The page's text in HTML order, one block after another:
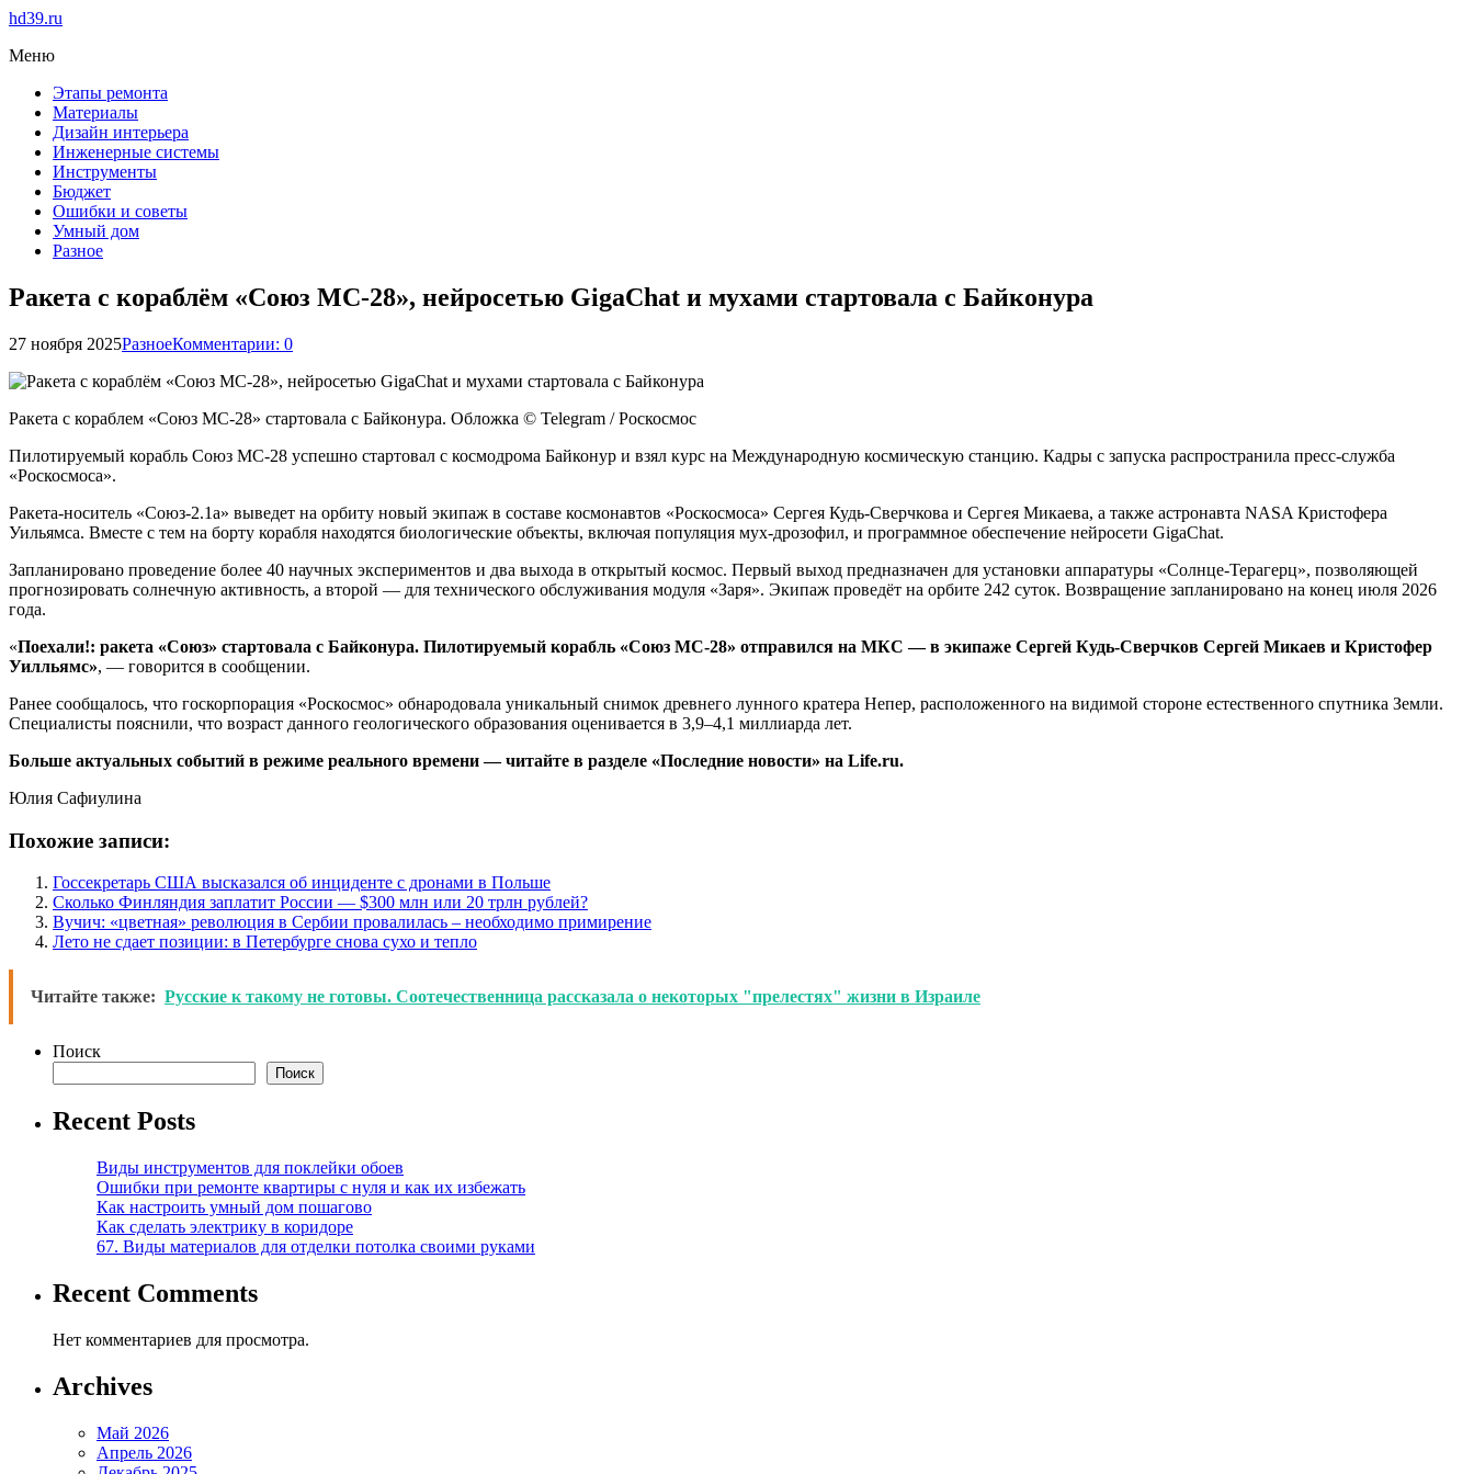
hd39.ru
Меню
Этапы ремонта
Материалы
Дизайн интерьера
Инженерные системы
Инструменты
Бюджет
Ошибки и советы
Умный дом
Разное
Ракета с кораблём «Союз МС-28», нейросетью GigaChat и мухами стартовала с Байконура
27 ноября 2025РазноеКомментарии: 0
Ракета с кораблем «Союз МС-28» стартовала с Байконура. Обложка © Telegram / Роскосмос
Пилотируемый корабль Союз МС-28 успешно стартовал с космодрома Байконур и взял курс на Международную космическую станцию. Кадры с запуска распространила пресс-служба
«Роскосмоса».
Ракета-носитель «Союз-2.1а» выведет на орбиту новый экипаж в составе космонавтов «Роскосмоса» Сергея Кудь-Сверчкова и Сергея Микаева, а также астронавта NASA Кристофера
Уильямса. Вместе с тем на борту корабля находятся биологические объекты, включая популяция мух-дрозофил, и программное обеспечение нейросети GigaChat.
Запланировано проведение более 40 научных экспериментов и два выхода в открытый космос. Первый выход предназначен для установки аппаратуры «Солнце-Терагерц», позволяющей
прогнозировать солнечную активность, а второй — для технического обслуживания модуля «Заря». Экипаж проведёт на орбите 242 суток. Возвращение запланировано на конец июля 2026
года.
«Поехали!: ракета «Союз» стартовала с Байконура. Пилотируемый корабль «Союз МС-28» отправился на МКС — в экипаже Сергей Кудь-Сверчков Сергей Микаев и Кристофер
Уилльямс», — говорится в сообщении.
Ранее сообщалось, что госкорпорация «Роскосмос» обнародовала уникальный снимок древнего лунного кратера Непер, расположенного на видимой стороне естественного спутника Земли.
Специалисты пояснили, что возраст данного геологического образования оценивается в 3,9–4,1 миллиарда лет.
Больше актуальных событий в режиме реального времени — читайте в разделе «Последние новости» на Life.ru.
Юлия Сафиулина
Похожие записи:
Госсекретарь США высказался об инциденте с дронами в Польше
Сколько Финляндия заплатит России — $300 млн или 20 трлн рублей?
Вучич: «цветная» революция в Сербии провалилась – необходимо примирение
Лето не сдает позиции: в Петербурге снова сухо и тепло
Читайте также: Русские к такому не готовы. Соотечественница рассказала о некоторых "прелестях" жизни в Израиле
Поиск
Поиск
Recent Posts
Виды инструментов для поклейки обоев
Ошибки при ремонте квартиры с нуля и как их избежать
Как настроить умный дом пошагово
Как сделать электрику в коридоре
67. Виды материалов для отделки потолка своими руками
Recent Comments
Нет комментариев для просмотра.
Archives
Май 2026
Апрель 2026